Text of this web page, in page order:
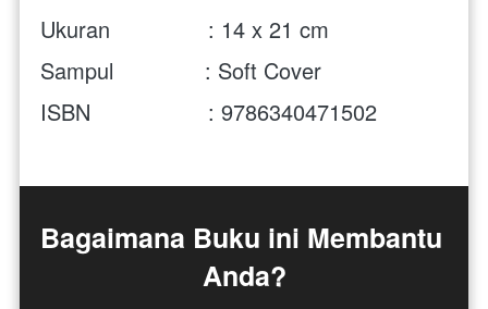
Ukuran               : 14 x 21 cm
Sampul              : Soft Cover
ISBN                  : 9786340471502
Bagaimana Buku ini Membantu
Anda?